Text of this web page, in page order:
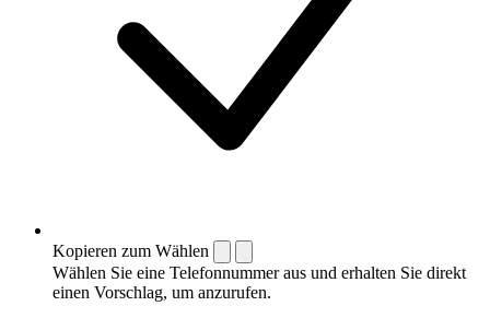
Kopieren zum Wählen
Wählen Sie eine Telefonnummer aus und erhalten Sie direkt
einen Vorschlag, um anzurufen.